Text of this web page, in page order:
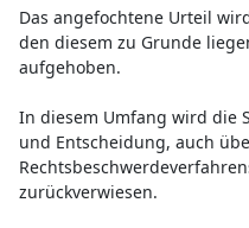
Das angefochtene Urteil
den diesem zu Grunde
aufgehoben.
In diesem Umfang wird die
und Entscheidung, auch
zurückverwiesen.